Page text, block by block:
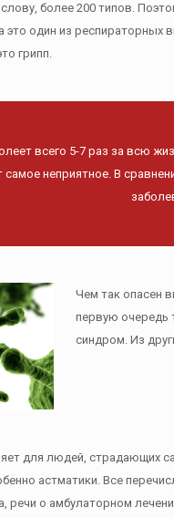
более 200 типов.
это один из
грипп.
всего 5-7 раз за всю
самое неприятное. В
Чем так опасен
первую очередь
синдром. Из
для людей, страдающих
астматики. Все
речи о амбулаторном